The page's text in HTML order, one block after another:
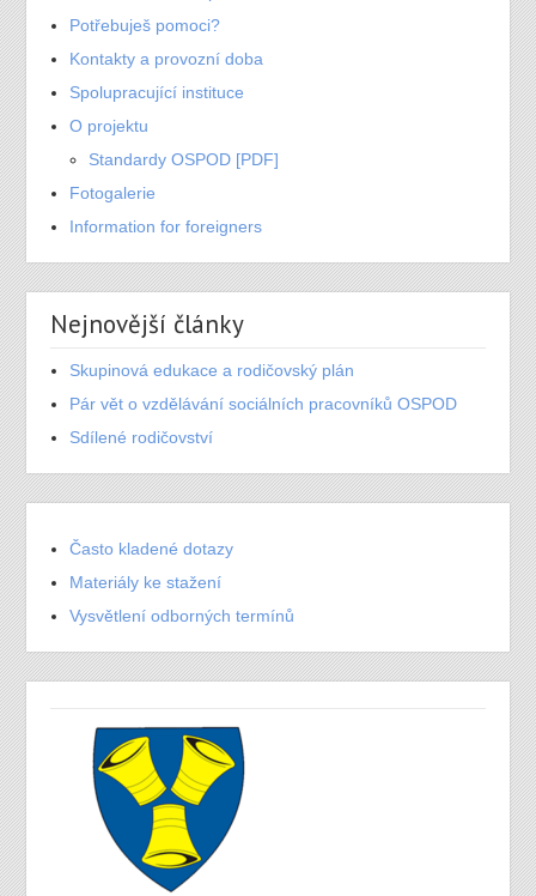
Potřebuješ pomoci?
Kontakty a provozní doba
Spolupracující instituce
O projektu
Standardy OSPOD [PDF]
Fotogalerie
Information for foreigners
Nejnovější články
Skupinová edukace a rodičovský plán
Pár vět o vzdělávání sociálních pracovníků OSPOD
Sdílené rodičovství
Často kladené dotazy
Materiály ke stažení
Vysvětlení odborných termínů